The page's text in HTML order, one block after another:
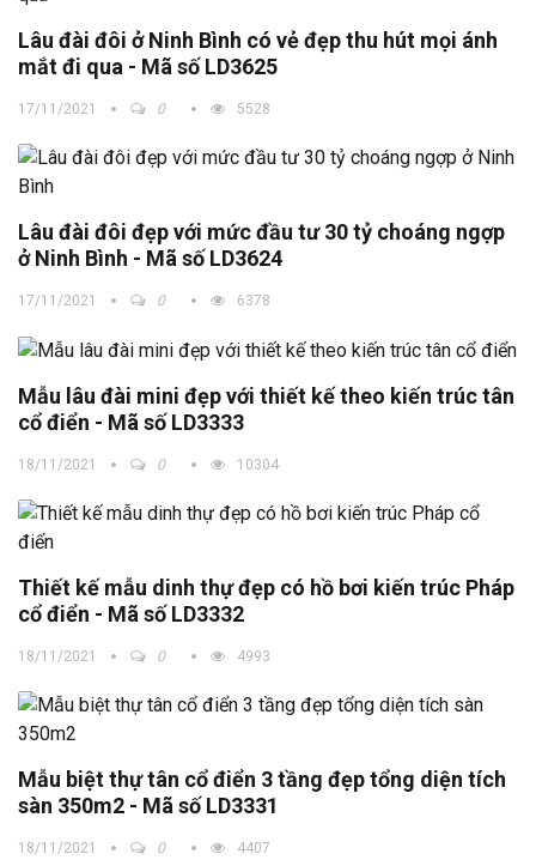
Lâu đài đôi ở Ninh Bình có vẻ đẹp thu hút mọi ánh
mắt đi qua - Mã số LD3625
17/11/2021 0 5528
Lâu đài đôi đẹp với mức đầu tư 30 tỷ choáng ngợp
ở Ninh Bình - Mã số LD3624
17/11/2021 0 6378
Mẫu lâu đài mini đẹp với thiết kế theo kiến trúc tân
cổ điển - Mã số LD3333
18/11/2021 0 10304
Thiết kế mẫu dinh thự đẹp có hồ bơi kiến trúc Pháp
cổ điển - Mã số LD3332
18/11/2021 0 4993
Mẫu biệt thự tân cổ điển 3 tầng đẹp tổng diện tích
sàn 350m2 - Mã số LD3331
18/11/2021 0 4407